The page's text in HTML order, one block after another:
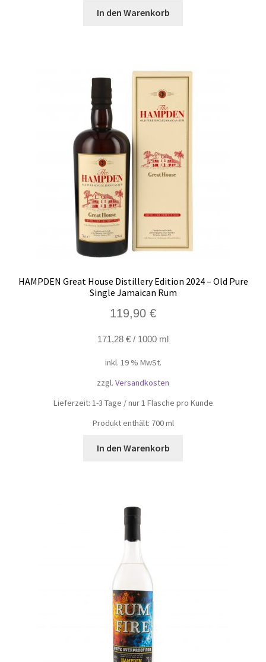
In den Warenkorb
HAMPDEN Great House Distillery Edition 2024 – Old Pure
Single Jamaican Rum
119,90 €
171,28 € / 1000 ml
inkl. 19 % MwSt.
zzgl. Versandkosten
Lieferzeit: 1-3 Tage / nur 1 Flasche pro Kunde
Produkt enthält: 700ml
In den Warenkorb